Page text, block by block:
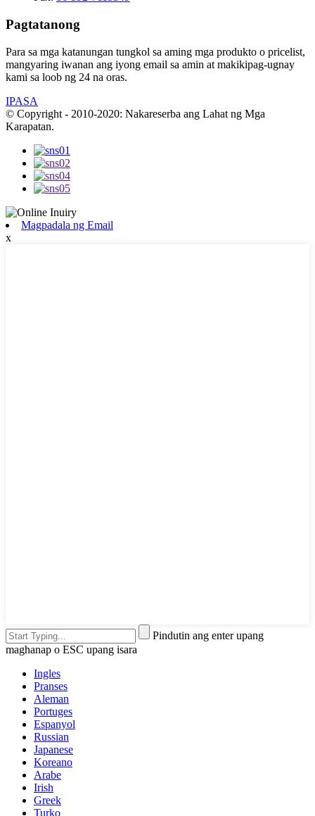
Pagtatanong
Para sa mga katanungan tungkol sa aming mga produkto o pricelist,
mangyaring iwanan ang iyong email sa amin at makikipag-ugnay
kami sa loob ng 24 na oras.
IPASA
© Copyright - 2010-2020: Nakareserba ang Lahat ng Mga
Karapatan.
Magpadala ng Email
x
Pindutin ang enter upang
maghanap o ESC upang isara
Ingles
Pranses
Aleman
Portuges
Espanyol
Russian
Japanese
Koreano
Arabe
Irish
Greek
Turko